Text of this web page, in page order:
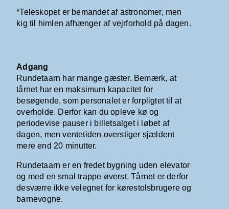
*Teleskopet er bemandet af astronomer, men
kig til himlen afhænger af vejrforhold på dagen.
Adgang
Rundetaarn har mange gæster. Bemærk, at
tårnet har en maksimum kapacitet for
besøgende, som personalet er forpligtet til at
overholde. Derfor kan du opleve kø og
periodevise pauser i billetsalget i løbet af
dagen, men ventetiden overstiger sjældent
mere end 20 minutter.
Rundetaarn er en fredet bygning uden elevator
og med en smal trappe øverst. Tårnet er derfor
desværre ikke velegnet for kørestolsbrugere og
barnevogne.